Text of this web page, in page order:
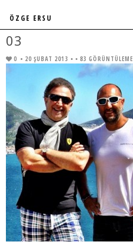
03
0 • 20 ŞUBAT 2013 • • 83 GÖRÜNTÜLEME
ÖZGE ERSU